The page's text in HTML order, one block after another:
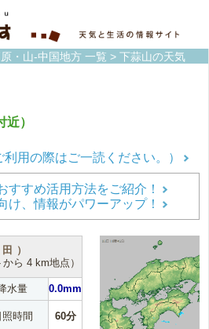
・山-中国地方 一覧 > 下蒜山の天気
近）
用の際はご一読ください。）
すすめ活用方法をご紹介！
け、情報がパワーアップ！
）
から 4 km地点）
水量 0.0mm
照時間 60分